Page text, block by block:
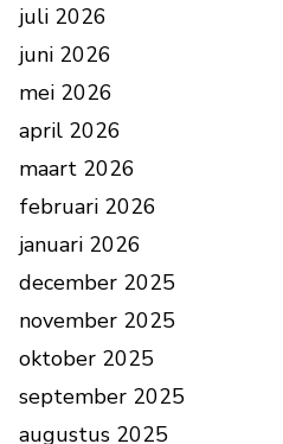
juli 2026
juni 2026
mei 2026
april 2026
maart 2026
februari 2026
januari 2026
december 2025
november 2025
oktober 2025
september 2025
augustus 2025